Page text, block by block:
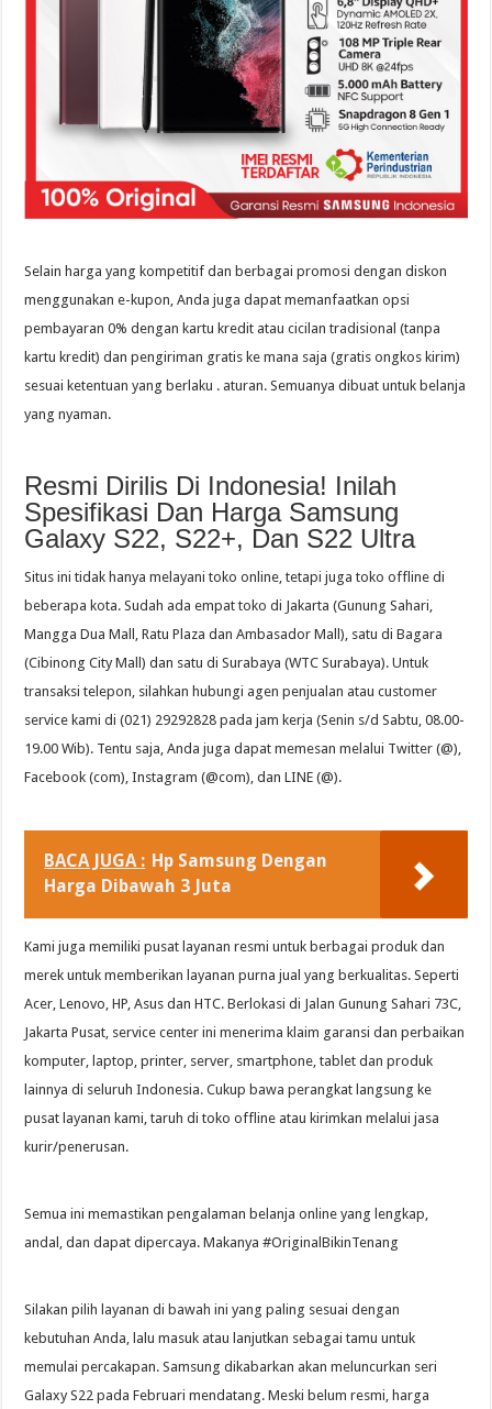
Selain harga yang kompetitif dan berbagai promosi dengan diskon
menggunakan e-kupon, Anda juga dapat memanfaatkan opsi
pembayaran 0% dengan kartu kredit atau cicilan tradisional (tanpa
kartu kredit) dan pengiriman gratis ke mana saja (gratis ongkos kirim)
sesuai ketentuan yang berlaku . aturan. Semuanya dibuat untuk belanja
yang nyaman.
Resmi Dirilis Di Indonesia! Inilah
Spesifikasi Dan Harga Samsung
Galaxy S22, S22+, Dan S22 Ultra
Situs ini tidak hanya melayani toko online, tetapi juga toko offline di
beberapa kota. Sudah ada empat toko di Jakarta (Gunung Sahari,
Mangga Dua Mall, Ratu Plaza dan Ambasador Mall), satu di Bagara
(Cibinong City Mall) dan satu di Surabaya (WTC Surabaya). Untuk
transaksi telepon, silahkan hubungi agen penjualan atau customer
service kami di (021) 29292828 pada jam kerja (Senin s/d Sabtu, 08.00-
19.00 Wib). Tentu saja, Anda juga dapat memesan melalui Twitter (@),
Facebook (com), Instagram (@com), dan LINE (@).
BACA JUGA : Hp Samsung Dengan
Harga Dibawah 3 Juta
Kami juga memiliki pusat layanan resmi untuk berbagai produk dan
merek untuk memberikan layanan purna jual yang berkualitas. Seperti
Acer, Lenovo, HP, Asus dan HTC. Berlokasi di Jalan Gunung Sahari 73C,
Jakarta Pusat, service center ini menerima klaim garansi dan perbaikan
komputer, laptop, printer, server, smartphone, tablet dan produk
lainnya di seluruh Indonesia. Cukup bawa perangkat langsung ke
pusat layanan kami, taruh di toko offline atau kirimkan melalui jasa
kurir/penerusan.
Semua ini memastikan pengalaman belanja online yang lengkap,
andal, dan dapat dipercaya. Makanya #OriginalBikinTenang
Silakan pilih layanan di bawah ini yang paling sesuai dengan
kebutuhan Anda, lalu masuk atau lanjutkan sebagai tamu untuk
memulai percakapan. Samsung dikabarkan akan meluncurkan seri
Galaxy S22 pada Februari mendatang. Meski belum resmi, harga